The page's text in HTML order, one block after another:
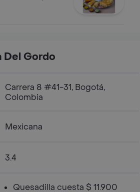
Del Gordo
Carrera 8 #41-31, Bogotá,
Colombia
Mexicana
3.4
Quesadilla cuesta $ 11.900